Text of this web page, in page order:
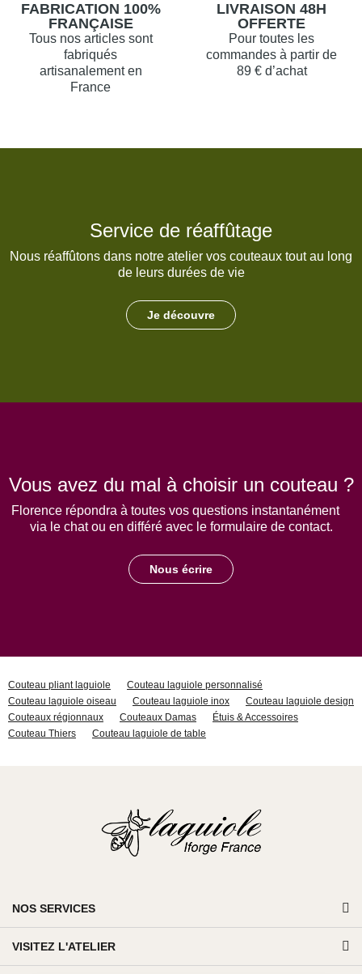
FABRICATION 100%
FRANÇAISE
Tous nos articles sont
fabriqués
artisanalement en
France
LIVRAISON 48H
OFFERTE
Pour toutes les
commandes à partir de
89 € d’achat
Service de réaffûtage
Nous réaffûtons dans notre atelier vos couteaux tout au long
de leurs durées de vie
Je découvre
Vous avez du mal à choisir un couteau ?
Florence répondra à toutes vos questions instantanément
via le chat ou en différé avec le formulaire de contact.
Nous écrire
Couteau pliant laguiole
Couteau laguiole personnalisé
Couteau laguiole oiseau
Couteau laguiole inox
Couteau laguiole design
Couteaux régionnaux
Couteaux Damas
Étuis & Accessoires
Couteau Thiers
Couteau laguiole de table
NOS SERVICES
VISITEZ L'ATELIER